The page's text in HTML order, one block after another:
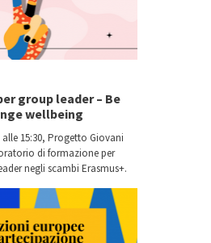
group leader – Be
wellbeing
15:30, Progetto Giovani
di formazione per
negli scambi Erasmus+.